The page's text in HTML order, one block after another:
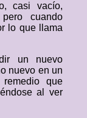
casi vacío,
cuando
lo que llama
un nuevo
nuevo en un
que
al ver